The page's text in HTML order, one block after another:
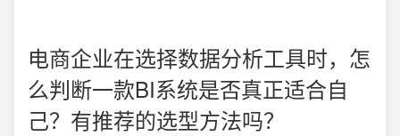
电商企业在选择数据分析工具时，怎
么判断一款BI系统是否真正适合自
己？有推荐的选型方法吗？